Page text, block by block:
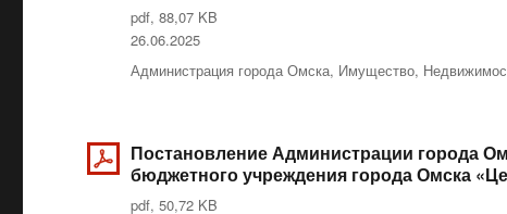
pdf, 88,07 KB
Опубликовано
26.06.2025
Рубрики
Администрация города Омска, Имущество,
Постановление Администрации города
бюджетного учреждения города Омска
pdf, 50,72 KB